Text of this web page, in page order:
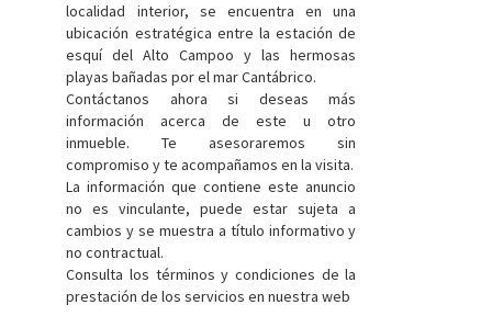
localidad interior, se encuentra en una
ubicación estratégica entre la estación de
esquí del Alto Campoo y las hermosas
playas bañadas por el mar Cantábrico.
Contáctanos ahora si deseas más
información acerca de este u otro
inmueble. Te asesoraremos sin
compromiso y te acompañamos en la visita.
La información que contiene este anuncio
no es vinculante, puede estar sujeta a
cambios y se muestra a título informativo y
no contractual.
Consulta los términos y condiciones de la
prestación de los servicios en nuestra web